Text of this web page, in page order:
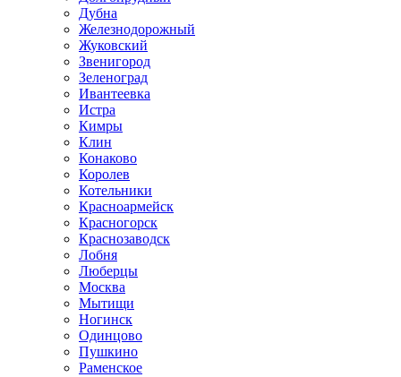
Дубна
Железнодорожный
Жуковский
Звенигород
Зеленоград
Ивантеевка
Истра
Кимры
Клин
Конаково
Королев
Котельники
Красноармейск
Красногорск
Краснозаводск
Лобня
Люберцы
Москва
Мытищи
Ногинск
Одинцово
Пушкино
Раменское